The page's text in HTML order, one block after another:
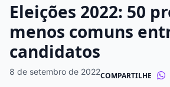
Eleições 2022: 50
menos comuns
candidatos
8 de setembro de 2022COMPARTILHE
Modalidade preferida
Presencial
Tipo de formação